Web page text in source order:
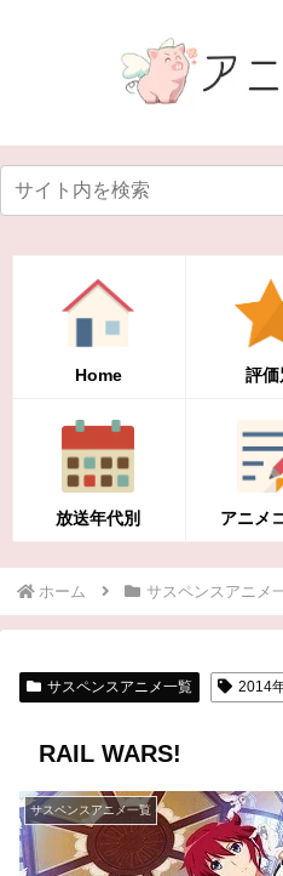
Home 評価
放送年代別 アニメ
ホーム サスペンスアニメ
サスペンスアニメ一覧 2014
RAIL WARS!
サスペンスアニメ一覧